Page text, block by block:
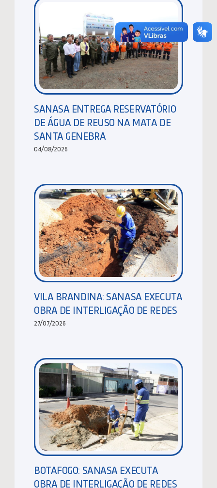
SANASA ENTREGA RESERVATÓRIO
DE ÁGUA DE REUSO NA MATA DE
SANTA GENEBRA
04/08/2026
VILA BRANDINA: SANASA EXECUTA
OBRA DE INTERLIGAÇÃO DE REDES
27/07/2026
BOTAFOGO: SANASA EXECUTA
OBRA DE INTERLIGAÇÃO DE REDES